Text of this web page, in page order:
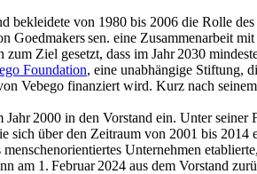
bekleidete von 1980 bis 2006 die Rolle
sen. eine Zusammenarbeit
Ziel gesetzt, dass im Jahr 2030
Foundation, eine unabhängige Stiftung,
Vebego finanziert wird. Kurz nach
2000 in den Vorstand ein. Unter
über den Zeitraum von 2001 bis
Unternehmen
am 1. Februar 2024 aus dem Vorstand